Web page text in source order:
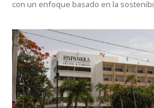
con un enfoque basado en la